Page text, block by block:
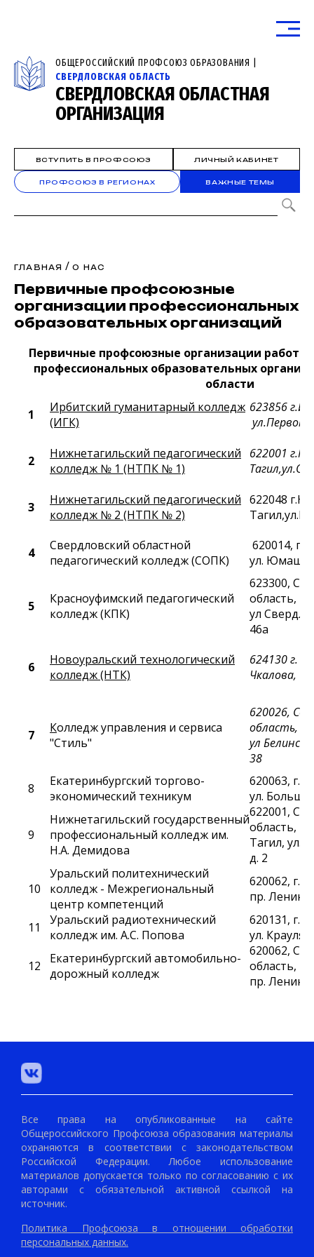
ОБЩЕРОССИЙСКИЙ ПРОФСОЮЗ ОБРАЗОВАНИЯ |
СВЕРДЛОВСКАЯ ОБЛАСТЬ
СВЕРДЛОВСКАЯ ОБЛАСТНАЯ
ОРГАНИЗАЦИЯ
ВСТУПИТЬ В ПРОФСОЮЗ ЛИЧНЫЙ КАБИНЕТ
ПРОФСОЮЗ В РЕГИОНАХ ВАЖНЫЕ ТЕМЫ
ГЛАВНАЯ /О НАС
Первичные профсоюзные
организации профессиональных
образовательных организаций
Первичные профсоюзные организации
профессиональных образовательных
области
1
Ирбитский гуманитарный колледж
(ИГК)
623856 г
2
Нижнетагильский педагогический
колледж № 1 (НТПК № 1)
622001 г
Тагил,
3
Нижнетагильский педагогический
колледж № 2 (НТПК № 2)
622048
4
Свердловский областной
педагогический колледж (СОПК)
620014, г.
ул.
5
Красноуфимский педагогический
колледж (КПК)
623300,
область,
ул
46а
6
Новоуральский технологический
колледж (НТК)
624130 г.
Чкалова, 11
7 Колледж управления и сервиса
"Стиль"
620026,
область,
ул
38
8
Екатеринбургский торгово-
экономический техникум
620063, г.
ул.
9
Нижнетагильский государственный
профессиональный колледж им.
Н.А. Демидова
622001,
область,
Тагил, ул.
д. 2
10
Уральский политехнический
колледж - Межрегиональный
центр компетенций
620062, г.
пр.
11
Уральский радиотехнический
колледж им. А.С. Попова
620131, г.
ул. Крауля,
12
Екатеринбургский автомобильно-
дорожный колледж
620062,
область, г.
пр.
Все права на опубликованные на сайте
Общероссийского Профсоюза образования материалы
охраняются в соответствии с законодательством
Российской Федерации. Любое использование
материалов допускается только по согласованию с их
авторами с обязательной активной ссылкой на
источник.
Политика Профсоюза в отношении обработки
персональных данных.